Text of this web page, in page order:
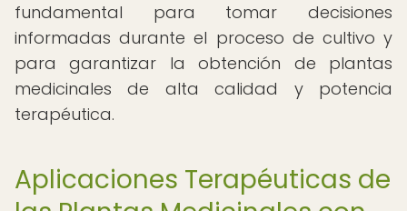
fundamental para tomar decisiones
informadas durante el proceso de cultivo y
para garantizar la obtención de plantas
medicinales de alta calidad y potencia
terapéutica.
Aplicaciones Terapéuticas de